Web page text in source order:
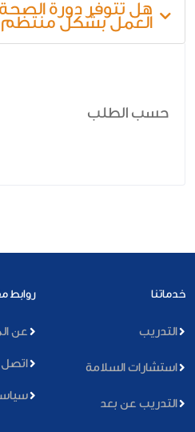
هل تتوفر دورة
العمل بشكل
حسب الطلب
خدماتنا
التدريب
استشارات السلامة
التدريب عن بعد
روابط
عن
اتصل